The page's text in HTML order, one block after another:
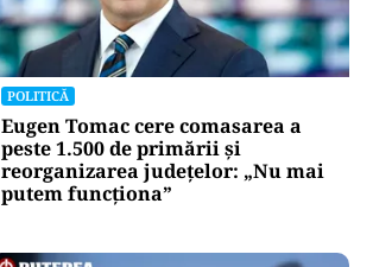
POLITICĂ
Eugen Tomac cere comasarea a
peste 1.500 de primării și
reorganizarea județelor: „Nu mai
putem funcționa”